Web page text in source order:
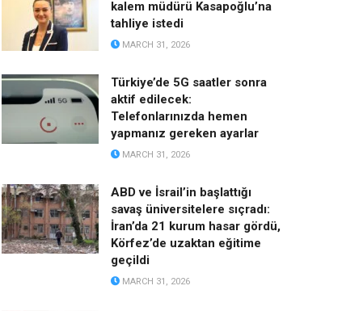
kalem müdürü Kasapoğlu’na
tahliye istedi
MARCH 31, 2026
Türkiye’de 5G saatler sonra
aktif edilecek:
Telefonlarınızda hemen
yapmanız gereken ayarlar
MARCH 31, 2026
ABD ve İsrail’in başlattığı
savaş üniversitelere sıçradı:
İran’da 21 kurum hasar gördü,
Körfez’de uzaktan eğitime
geçildi
MARCH 31, 2026